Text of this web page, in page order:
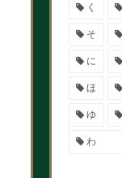
く
そ
に
ほ
ゆ
わ